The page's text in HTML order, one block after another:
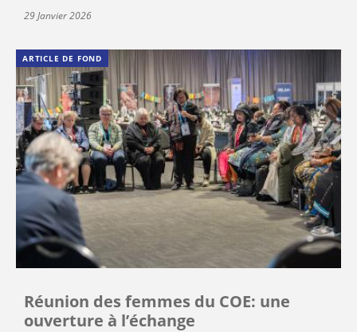
29 Janvier 2026
ARTICLE DE FOND
Réunion des femmes du COE: une
ouverture à l’échange